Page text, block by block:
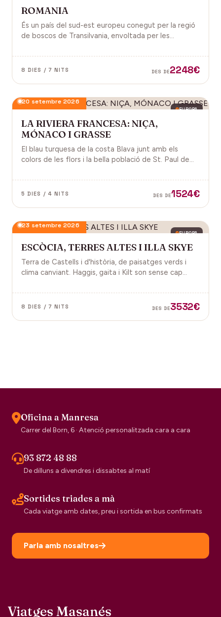
ROMANIA
És un país del sud-est europeu conegut per la regió
de boscos de Transilvania, envoltada per les
segle XIV i el Castell de Peles.
8 DIES / 7 NITS DES DE2248€
EUROPA
20 setembre 2026
LA RIVIERA FRANCESA: NIÇA,
MÓNACO I GRASSE
El blau turquesa de la costa Blava junt amb els
colors de les flors i la bella població de St. Paul de
digne de visitar. Perfums a Grasse.
5 DIES / 4 NITS DES DE1524€
EUROPA
23 setembre 2026
ESCÒCIA, TERRES ALTES I ILLA SKYE
Terra de Castells i d'història, de paisatges verds i
clima canviant. Haggis, gaita i Kilt son sense cap
8 DIES / 7 NITS DES DE3532€
Oficina a Manresa
Carrer del Born, 6 · Atenció personalitzada cara a cara
93 872 48 88
De dilluns a divendres i dissabtes al matí
Sortides triades a mà
Cada viatge amb dates, preu i sortida en bus confirmats
Parla amb nosaltres
Viatges Masanés